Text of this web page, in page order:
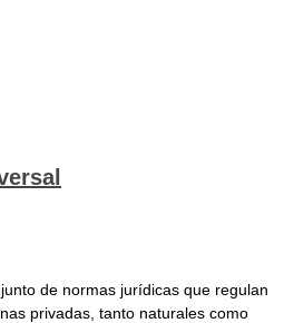
de normas jurídicas que regulan
privadas, tanto naturales como